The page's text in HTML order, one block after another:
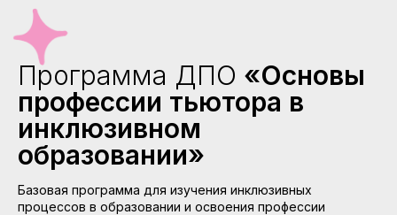
Программа ДПО «Основы
профессии тьютора в
инклюзивном
образовании»
Базовая программа для изучения инклюзивных
процессов в образовании и освоения профессии